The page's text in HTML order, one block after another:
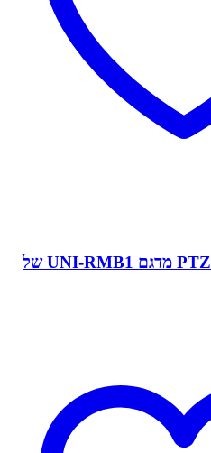
זרוע למצלמות אבטחה PTZ מדגם UNI-RMB1 של